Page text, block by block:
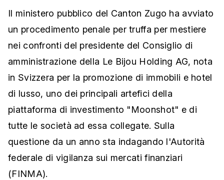
Il ministero pubblico del Canton Zugo ha avviato
un procedimento penale per truffa per mestiere
nei confronti del presidente del Consiglio di
amministrazione della Le Bijou Holding AG, nota
in Svizzera per la promozione di immobili e hotel
di lusso, uno dei principali artefici della
piattaforma di investimento "Moonshot" e di
tutte le società ad essa collegate. Sulla
questione da un anno sta indagando l'Autorità
federale di vigilanza sui mercati finanziari
(FINMA).